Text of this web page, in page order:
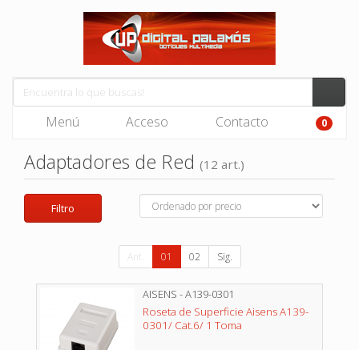
Menú Acceso Contacto 0
Adaptadores de Red (12 art.)
Filtro
Ant. 01 02 Sig.
AISENS - A139-0301
Roseta de Superficie Aisens A139-
0301/ Cat.6/ 1 Toma